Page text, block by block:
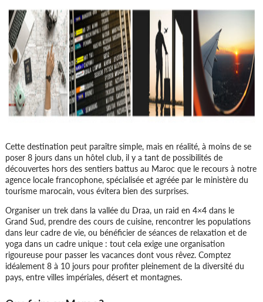
Lieu 3 : Ouarzazate et sa région
Sur la route de Marrakech, le col du Tizi-n-
Tichka offre un très beau panorama, Aït-ben-
Haddou, un village fortifié typique du Maghreb,
classé au patrimoine de l’UNESCO. Ouarzazate
Gladiator, Laurence d’Arabie, l'Oasis de Fint
Lieu 4 : Les Gorges du Dadès
Des contrastes fabuleux entre le vert des
paysages de plaines et le rouge flamboyant de
montagnes accentués par la lumière
exceptionnelle des lieux. Voir près du village
Cette destination peut paraître simple, mais en réalité, à moins de se
poser 8 jours dans un hôtel club, il y a tant de possibilités de
découvertes hors des sentiers battus au Maroc que le recours à notre
agence locale francophone, spécialisée et agréée par le ministère du
tourisme marocain, vous évitera bien des surprises.
Organiser un trek dans la vallée du Draa, un raid en 4×4 dans le
Grand Sud, prendre des cours de cuisine, rencontrer les populations
dans leur cadre de vie, ou bénéficier de séances de relaxation et de
yoga dans un cadre unique : tout cela exige une organisation
rigoureuse pour passer les vacances dont vous rêvez. Comptez
idéalement 8 à 10 jours pour profiter pleinement de la diversité du
pays, entre villes impériales, désert et montagnes.